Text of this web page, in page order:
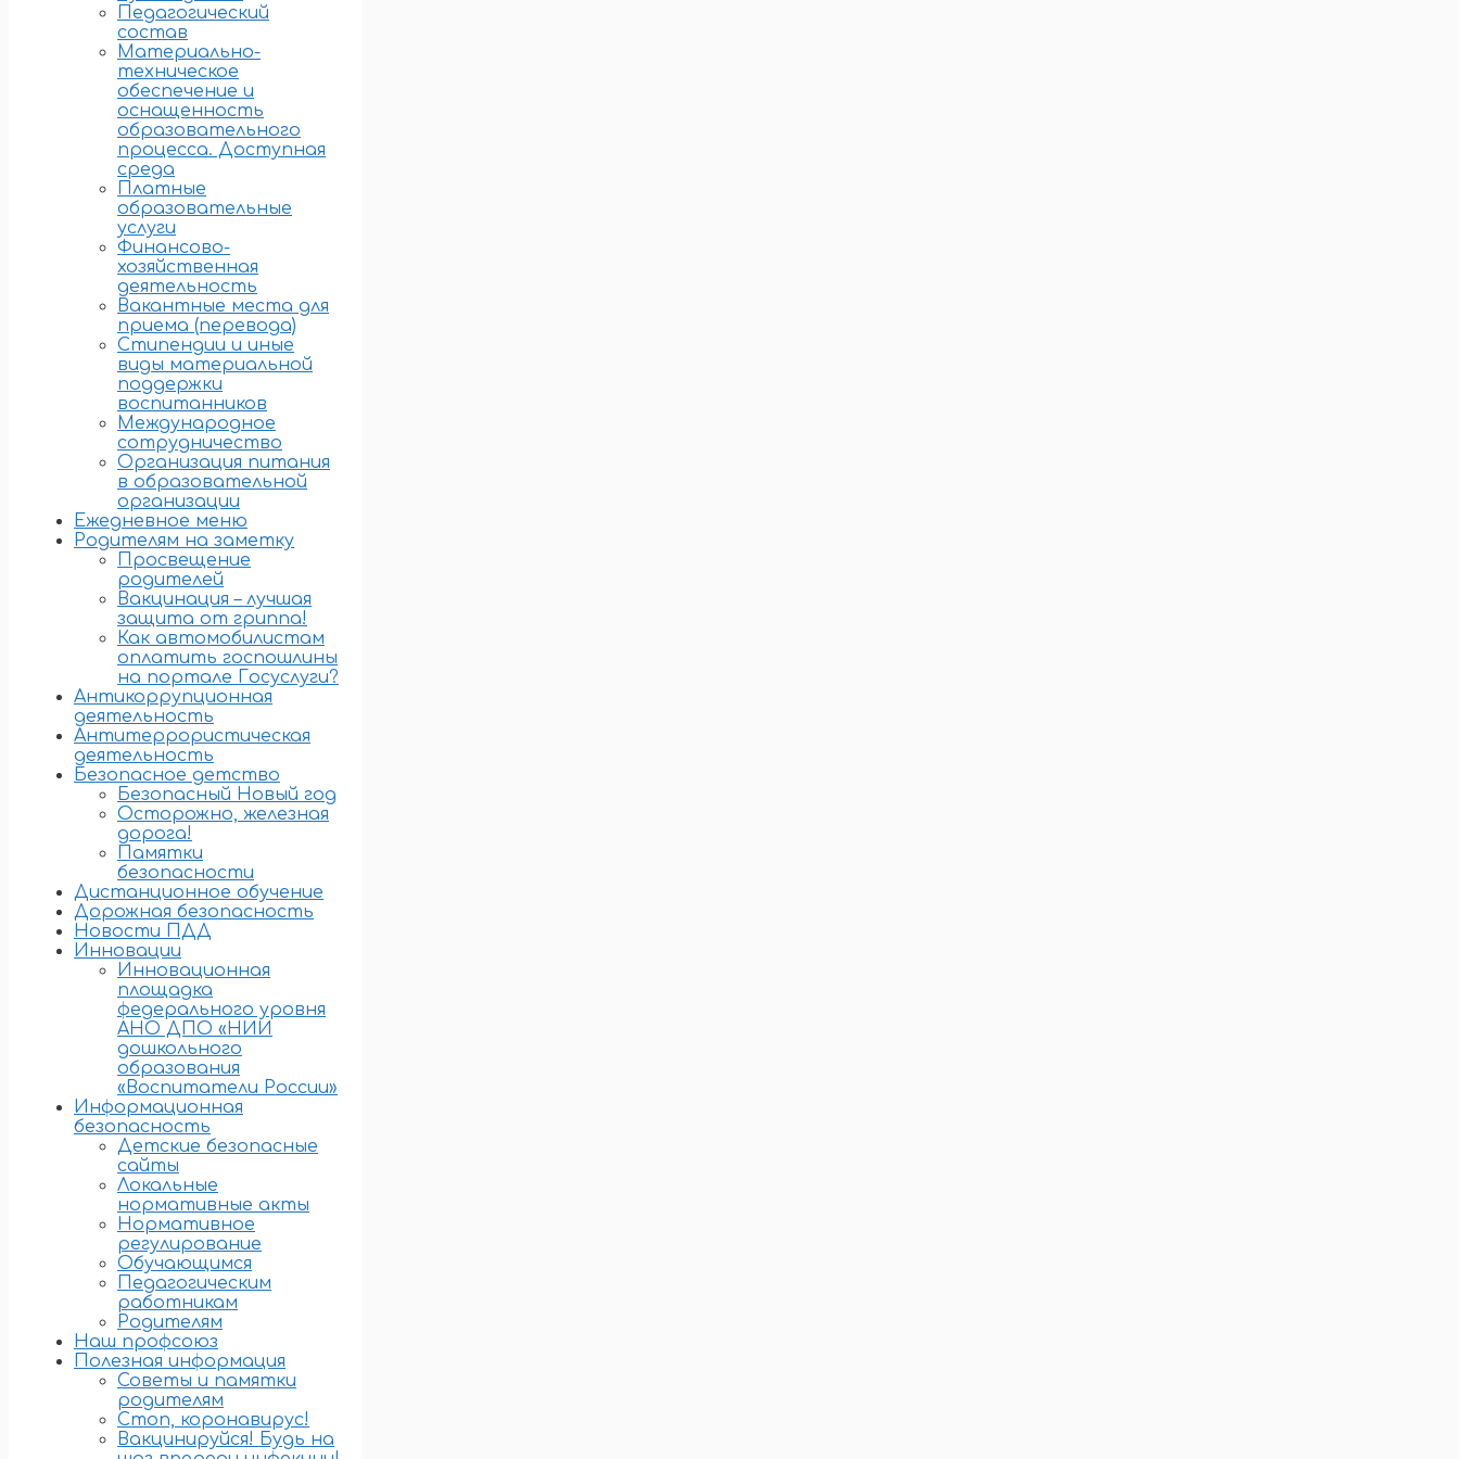
Педагогический
состав
Материально-
техническое
обеспечение и
оснащенность
образовательного
процесса. Доступная
среда
Платные
образовательные
услуги
Финансово-
хозяйственная
деятельность
Вакантные места для
приема (перевода)
Стипендии и иные
виды материальной
поддержки
воспитанников
Международное
сотрудничество
Организация питания
в образовательной
организации
Ежедневное меню
Родителям на заметку
Просвещение
родителей
Вакцинация – лучшая
защита от гриппа!
Как автомобилистам
оплатить госпошлины
на портале Госуслуги?
Антикоррупционная
деятельность
Антитеррористическая
деятельность
Безопасное детство
Безопасный Новый год
Осторожно, железная
дорога!
Памятки
безопасности
Дистанционное обучение
Дорожная безопасность
Новости ПДД
Инновации
Инновационная
площадка
федерального уровня
АНО ДПО «НИИ
дошкольного
образования
«Воспитатели России»
Информационная
безопасность
Детские безопасные
сайты
Локальные
нормативные акты
Нормативное
регулирование
Обучающимся
Педагогическим
работникам
Родителям
Наш профсоюз
Полезная информация
Советы и памятки
родителям
Стоп, коронавирус!
Вакцинируйся! Будь на